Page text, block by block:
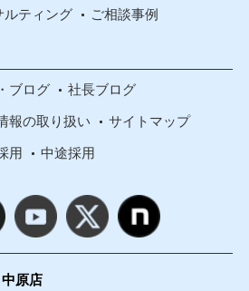
ルティング ご相談事例
ブログ 社長ブログ
報の取り扱い サイトマップ
用 中途採用
中原店